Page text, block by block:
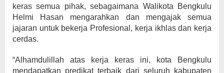
keras semua pihak, sebagaimana Walikota Bengkulu
Helmi Hasan mengarahkan dan mengajak semua
jajaran untuk bekerja Profesional, kerja ikhlas dan kerja
cerdas.
“Alhamdulillah atas kerja keras ini, kota Bengkulu
mendapatkan predikat terbaik dari seluruh kabupaten